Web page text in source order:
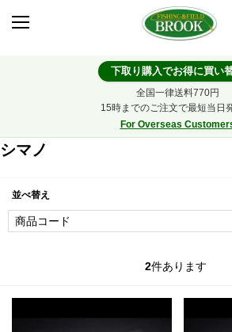
下取り購入でお得に買い
全国一律送料770円
15時までのご注文で最短当日
For Overseas
シマノ
並べ替え
2件あります